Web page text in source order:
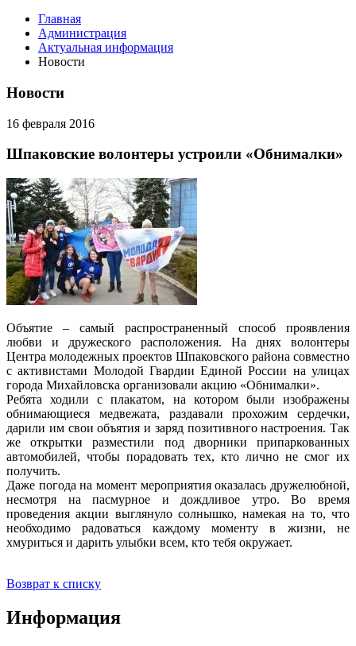
Главная
Администрация
Актуальная информация
Новости
Новости
16 февраля 2016
Шпаковские волонтеры устроили «Обнималки»
Объятие – самый распространенный способ проявления
любви и дружеского расположения. На днях волонтеры
Центра молодежных проектов Шпаковского района совместно
с активистами Молодой Гвардии Единой России на улицах
города Михайловска организовали акцию «Обнималки».
Ребята ходили с плакатом, на котором были изображены
обнимающиеся медвежата, раздавали прохожим сердечки,
дарили им свои объятия и заряд позитивного настроения. Так
же открытки разместили под дворники припаркованных
автомобилей, чтобы порадовать тех, кто лично не смог их
получить.
Даже погода на момент мероприятия оказалась дружелюбной,
несмотря на пасмурное и дождливое утро. Во время
проведения акции выглянуло солнышко, намекая на то, что
необходимо радоваться каждому моменту в жизни, не
хмуриться и дарить улыбки всем, кто тебя окружает.
Возврат к списку
Информация